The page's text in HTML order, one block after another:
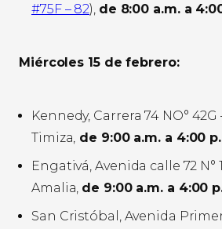
#75F – 82), de 8:00 a.m. a
Miércoles 15 de febrero:
Kennedy, Carrera 74 NO° 42G
Timiza, de 9:00 a.m. a 4:00
Engativá, Avenida calle 72 N°
Amalia, de 9:00 a.m. a 4:00
San Cristóbal, Avenida